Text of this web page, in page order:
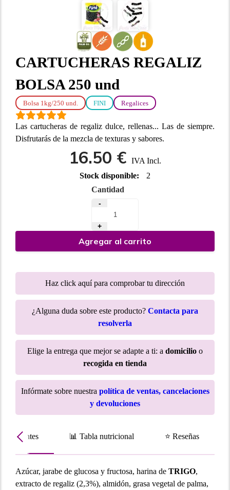
CARTUCHERAS REGALIZ
BOLSA 250 und
Bolsa 1kg/250 und. FINI Regalices
Las cartucheras de regaliz dulce, rellenas... Las de siempre.
Disfrutarás de la mezcla de texturas y sabores.
16.50 € IVA Incl.
Stock disponible:
2
Cantidad
-
+
Agregar al carrito
Haz click aquí para comprobar tu dirección
¿Alguna duda sobre este producto? Contacta para
resolverla
Elige la entrega que mejor se adapte a ti: a domicilio o
recogida en tienda
Infórmate sobre nuestra política de ventas, cancelaciones
y devoluciones
📊 Tabla nutricional ⭐ Reseñas
Azúcar, jarabe de glucosa y fructosa, harina de TRIGO,
extracto de regaliz (2,3%), almidón, grasa vegetal de palma,